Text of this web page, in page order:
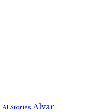
AI Stories Alvar